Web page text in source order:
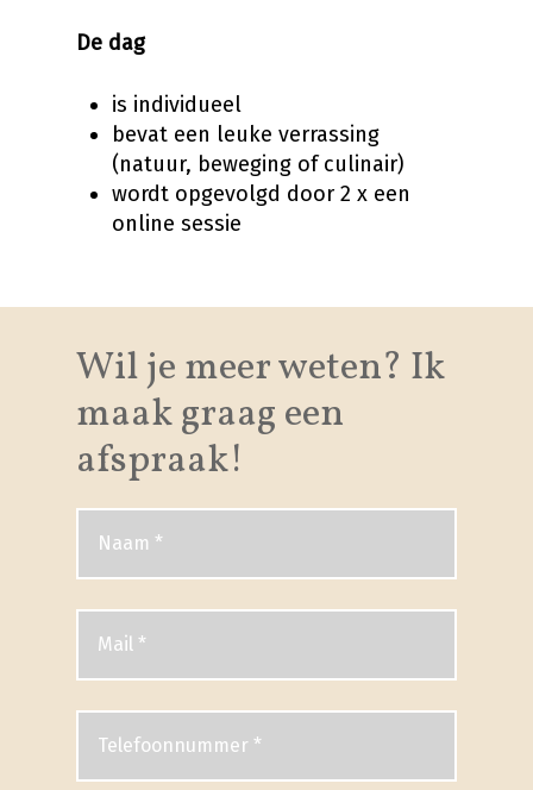
De dag
is individueel
bevat een leuke verrassing
(natuur, beweging of culinair)
wordt opgevolgd door 2 x een
online sessie
Wil je meer weten? Ik
maak graag een
afspraak!